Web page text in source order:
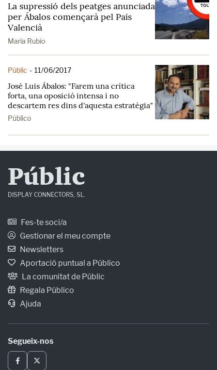
La supressió dels peatges anunciada
per Ábalos començarà pel País
Valencià
Maria Rubio
Públic - 11/06/2017
José Luis Ábalos: "Farem una crítica
forta, una oposició intensa i no
descartem res dins d'aquesta estratègia"
Público
Públic
DISPLAY CONNECTORS, SL.
Fes-te soci/a
Gestionar el meu compte
Newsletters
Aportació puntual a Público
La comunitat de Públic
Regala Público
Ajuda
Segueix-nos